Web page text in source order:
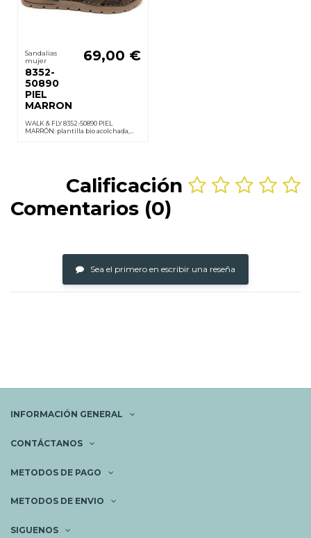
Sandalias
mujer
8352-
50890
PIEL
MARRON
69,00 €
WALK & FLY 8352-50890 PIEL
MARRÓN: plantilla bio acolchada,
Calificación
Comentarios (0)
Sea el primero en escribir una reseña
INFORMACIÓN GENERAL
CONTÁCTANOS
METODOS DE PAGO
METODOS DE ENVIO
SIGUENOS